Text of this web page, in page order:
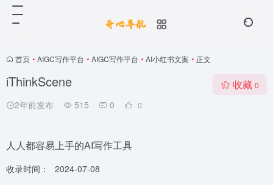
首页 • AIGC写作平台 • AIGC写作平台 • AI小红书文案 • 正文
iThinkScene
2年前发布 515 0 0
收藏 0
人人都容易上手的AI写作工具
收录时间：
2024-07-08